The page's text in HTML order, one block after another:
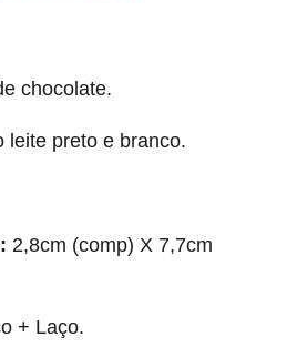
chocolate.
leite preto e branco.
2,8cm (comp) X 7,7cm
+ Laço.